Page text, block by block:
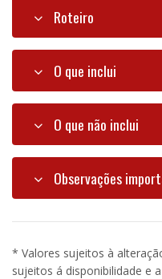
Roteiro
O que inclui
O que não inclui
Observações
* Valores sujeitos à
sujeitos á disponibilidade e